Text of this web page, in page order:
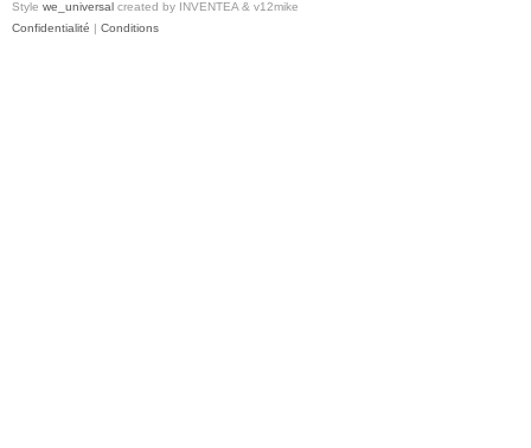
Style we_universal created by INVENTEA & v12mike
Confidentialité | Conditions